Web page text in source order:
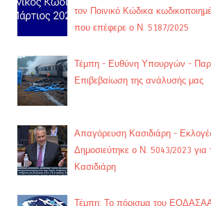
τον Ποινικό Κώδικα
που επέφερε ο Ν. 5187/2025
Τέμπη - Ευθύνη Υπουργών -
Επιβεβαίωση της ανάλυσής μας
Απαγόρευση Κασιδιάρη -
Δημοσιεύτηκε ο Ν. 5043/2023
Κασιδιάρη
Τέμπη: Το πόρισμα του